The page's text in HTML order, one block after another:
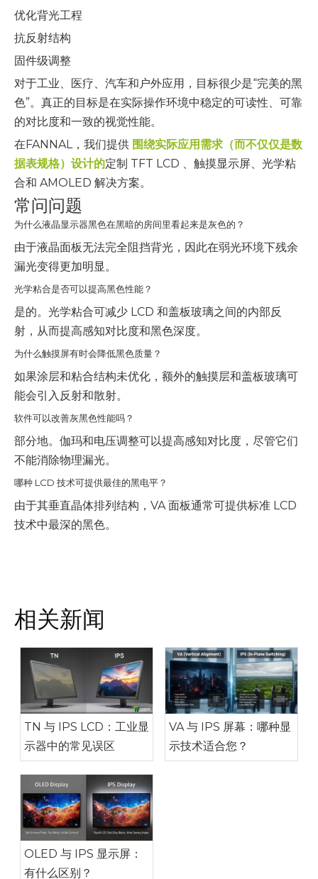
优化背光工程
抗反射结构
固件级调整
对于工业、医疗、汽车和户外应用，目标很少是“完美的黑
色”。真正的目标是在实际操作环境中稳定的可读性、可靠
的对比度和一致的视觉性能。
在FANNAL，我们提供 围绕实际应用需求（而不仅仅是数
据表规格）设计的定制 TFT LCD 、触摸显示屏、光学粘
合和 AMOLED 解决方案。
常问问题
为什么液晶显示器黑色在黑暗的房间里看起来是灰色的？
由于液晶面板无法完全阻挡背光，因此在弱光环境下残余
漏光变得更加明显。
光学粘合是否可以提高黑色性能？
是的。光学粘合可减少 LCD 和盖板玻璃之间的内部反
射，从而提高感知对比度和黑色深度。
为什么触摸屏有时会降低黑色质量？
如果涂层和粘合结构未优化，额外的触摸层和盖板玻璃可
能会引入反射和散射。
软件可以改善灰黑色性能吗？
部分地。伽玛和电压调整可以提高感知对比度，尽管它们
不能消除物理漏光。
哪种 LCD 技术可提供最佳的黑电平？
由于其垂直晶体排列结构，VA 面板通常可提供标准 LCD
技术中最深的黑色。
相关新闻
TN 与 IPS LCD：工业显
示器中的常见误区
VA 与 IPS 屏幕：哪种显
示技术适合您？
OLED 与 IPS 显示屏：
有什么区别？